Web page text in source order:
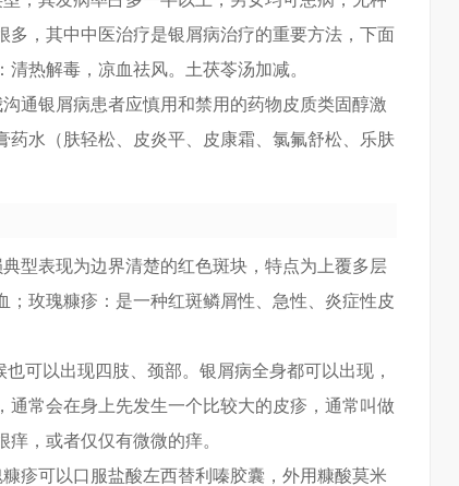
，其中中医治疗是银屑病治疗的重要方法，下面
热解毒，凉血祛风。土茯苓汤加减。
通银屑病患者应慎用和禁用的药物皮质类固醇激
水（肤轻松、皮炎平、皮康霜、氯氟舒松、乐肤
型表现为边界清楚的红色斑块，特点为上覆多层
玫瑰糠疹：是一种红斑鳞屑性、急性、炎症性皮
可以出现四肢、颈部。银屑病全身都可以出现，
常会在身上先发生一个比较大的皮疹，通常叫做
，或者仅仅有微微的痒。
疹可以口服盐酸左西替利嗪胶囊，外用糠酸莫米